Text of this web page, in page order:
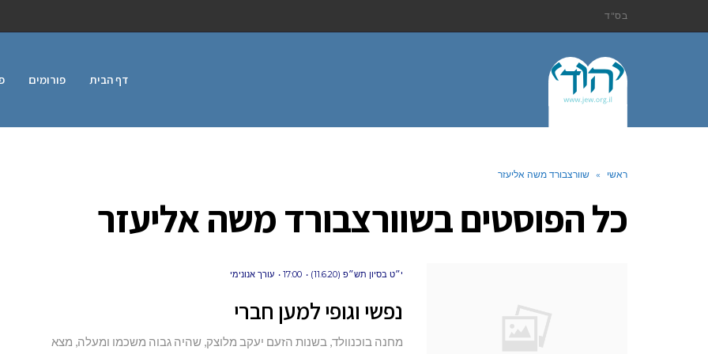
בס"ד
דף הבית פורומים
ראשי » שוורצבורד משה אליעזר
כל הפוסטים בשוורצבורד משה אליעזר
י״ט בסיון תש״פ (11.6.20) 17:00 עורך אנונימי
נפשי וגופי למען חברי
מחנה בוכנוולד, בשנות הזעם יעקב מלוצק, שהיה גבוה משכמו ומעלה, מצא